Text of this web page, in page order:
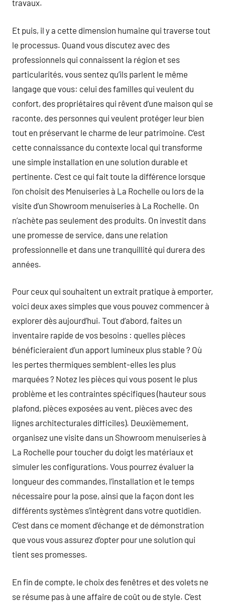
travaux.
Et puis, il y a cette dimension humaine qui traverse tout
le processus. Quand vous discutez avec des
professionnels qui connaissent la région et ses
particularités, vous sentez qu’ils parlent le même
langage que vous: celui des familles qui veulent du
confort, des propriétaires qui rêvent d’une maison qui se
raconte, des personnes qui veulent protéger leur bien
tout en préservant le charme de leur patrimoine. C’est
cette connaissance du contexte local qui transforme
une simple installation en une solution durable et
pertinente. C’est ce qui fait toute la différence lorsque
l’on choisit des Menuiseries à La Rochelle ou lors de la
visite d’un Showroom menuiseries à La Rochelle. On
n’achète pas seulement des produits. On investit dans
une promesse de service, dans une relation
professionnelle et dans une tranquillité qui durera des
années.
Pour ceux qui souhaitent un extrait pratique à emporter,
voici deux axes simples que vous pouvez commencer à
explorer dès aujourd’hui. Tout d’abord, faites un
inventaire rapide de vos besoins : quelles pièces
bénéficieraient d’un apport lumineux plus stable ? Où
les pertes thermiques semblent-elles les plus
marquées ? Notez les pièces qui vous posent le plus
problème et les contraintes spécifiques (hauteur sous
plafond, pièces exposées au vent, pièces avec des
lignes architecturales difficiles). Deuxièmement,
organisez une visite dans un Showroom menuiseries à
La Rochelle pour toucher du doigt les matériaux et
simuler les configurations. Vous pourrez évaluer la
longueur des commandes, l’installation et le temps
nécessaire pour la pose, ainsi que la façon dont les
différents systèmes s’intègrent dans votre quotidien.
C’est dans ce moment d’échange et de démonstration
que vous vous assurez d’opter pour une solution qui
tient ses promesses.
En fin de compte, le choix des fenêtres et des volets ne
se résume pas à une affaire de coût ou de style. C’est